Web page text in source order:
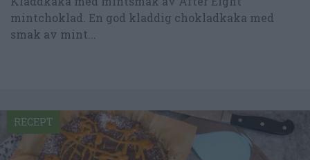
mintchoklad. En god kladdig chokladkaka med
smak av mint...
RECEPT